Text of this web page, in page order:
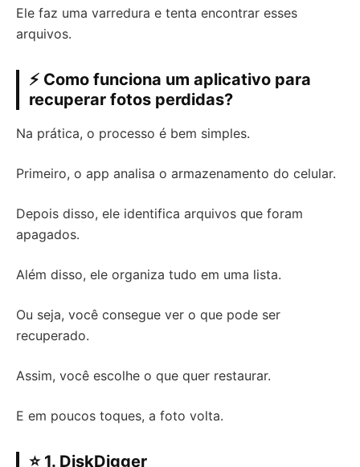
Ele faz uma varredura e tenta encontrar esses
arquivos.
⚡ Como funciona um aplicativo para
recuperar fotos perdidas?
Na prática, o processo é bem simples.
Primeiro, o app analisa o armazenamento do celular.
Depois disso, ele identifica arquivos que foram
apagados.
Além disso, ele organiza tudo em uma lista.
Ou seja, você consegue ver o que pode ser
recuperado.
Assim, você escolhe o que quer restaurar.
E em poucos toques, a foto volta.
⭐ 1. DiskDigger